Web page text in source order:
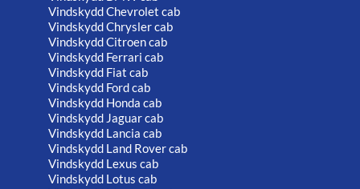
Vindskydd Chevrolet cab
Vindskydd Chrysler cab
Vindskydd Citroen cab
Vindskydd Ferrari cab
Vindskydd Fiat cab
Vindskydd Ford cab
Vindskydd Honda cab
Vindskydd Jaguar cab
Vindskydd Lancia cab
Vindskydd Land Rover cab
Vindskydd Lexus cab
Vindskydd Lotus cab